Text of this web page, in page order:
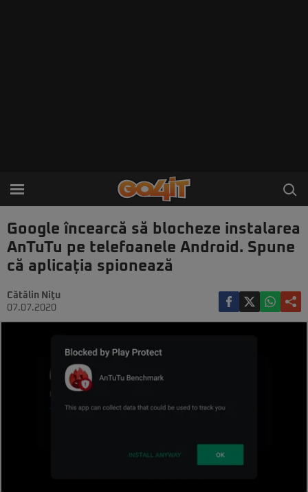
Google încearcă să blocheze instalarea
AnTuTu pe telefoanele Android. Spune
că aplicația spionează
Cătălin Niţu
07.07.2020